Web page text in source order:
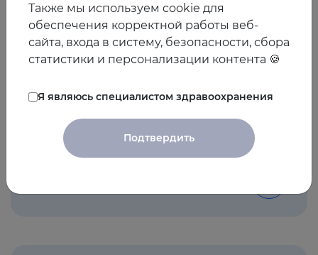
2024 Подробнее
Также мы используем cookie для
обеспечения корректной работы веб-
сайта, входа в систему, безопасности, сбора
статистики и персонализации контента 🍪
Я являюсь специалистом здравоохранения
Подтвердить